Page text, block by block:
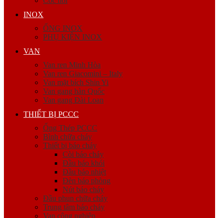
INOX
ỐNG INOX
PHỤ KIỆN INOX
VAN
Van ren Minh Hòa
Van ren Giacomini – Italy
Van mặt bích Shin Yi
Van gang hàn Quốc
Van gang Đài Loan
THIẾT BỊ PCCC
Ống Thép PCCC
Bình chữa cháy
Thiết bị báo cháy
Còi báo cháy
Đầu báo khói
Đầu báo nhiệt
Đèn báo phòng
Nút báo cháy
Đầu phun chữa cháy
Trung tâm báo cháy
Van công nghiệp